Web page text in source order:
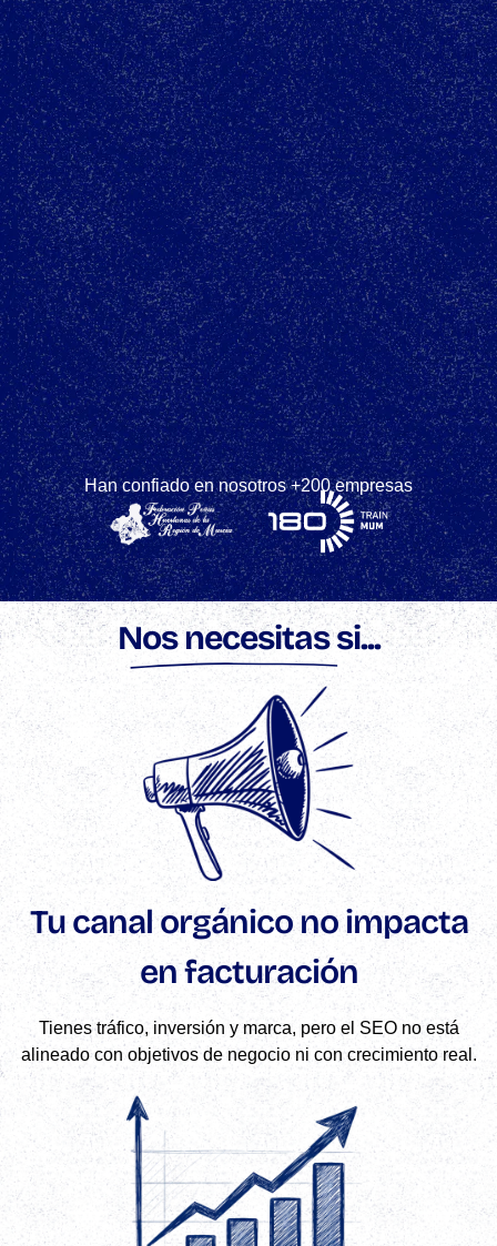
Han confiado en nosotros +200 empresas
Nos necesitas si...
Tu canal orgánico no impacta
en facturación
Tienes tráfico, inversión y marca, pero el SEO no está
alineado con objetivos de negocio ni con crecimiento real.